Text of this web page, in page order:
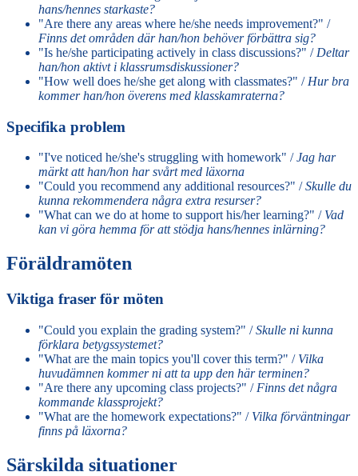
hans/hennes starkaste?
"Are there any areas where he/she needs improvement?" /
Finns det områden där han/hon behöver förbättra sig?
"Is he/she participating actively in class discussions?" / Deltar
han/hon aktivt i klassrumsdiskussioner?
"How well does he/she get along with classmates?" / Hur bra
kommer han/hon överens med klasskamraterna?
Specifika problem
"I've noticed he/she's struggling with homework" /Jag har
märkt att han/hon har svårt med läxorna
"Could you recommend any additional resources?" /Skulle du
kunna rekommendera några extra resurser?
"What can we do at home to support his/her learning?" / Vad
kan vi göra hemma för att stödja hans/hennes inlärning?
Föräldramöten
Viktiga fraser för möten
"Could you explain the grading system?" /Skulle ni kunna
förklara betygssystemet?
"What are the main topics you'll cover this term?" / Vilka
huvudämnen kommer ni att ta upp den här terminen?
"Are there any upcoming class projects?" / Finns det några
kommande klassprojekt?
"What are the homework expectations?" / Vilka förväntningar
finns på läxorna?
Särskilda situationer